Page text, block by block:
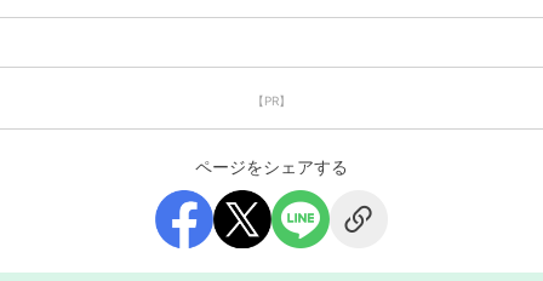
【PR】
ページをシェアする